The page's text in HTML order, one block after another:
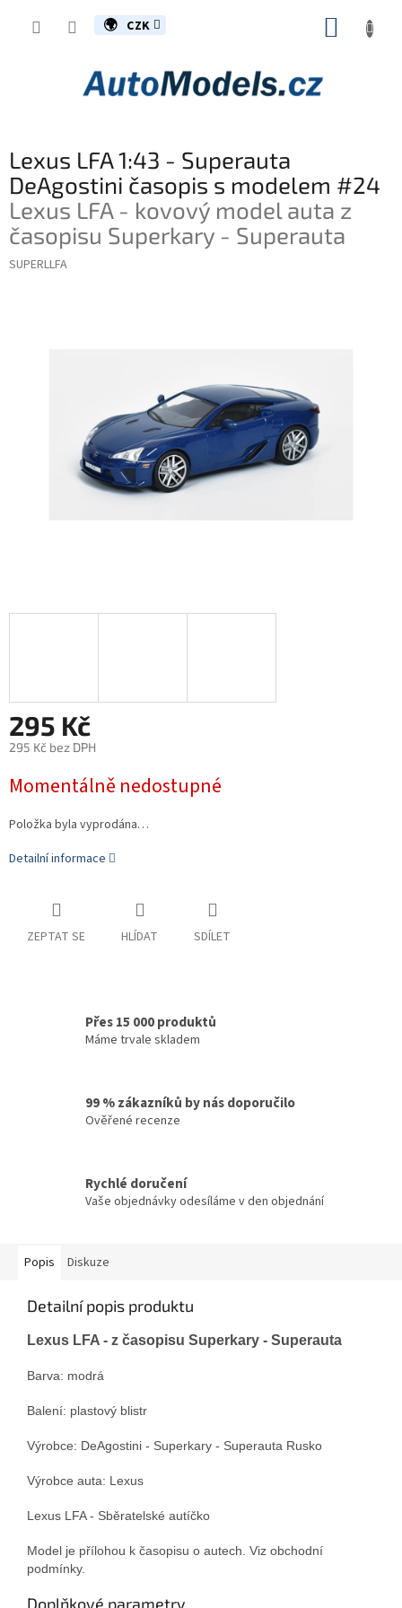
CZK
Lexus LFA 1:43 - Superauta
DeAgostini časopis s modelem #24
Lexus LFA - kovový model auta z
časopisu Superkary - Superauta
SUPERLLFA
295 Kč
295 Kč bez DPH
cena:
Momentálně nedostupné
Položka byla vyprodána…
Detailní informace
ZEPTAT SE HLÍDAT SDÍLET
Přes 15 000 produktů
Máme trvale skladem
99 % zákazníků by nás doporučilo
Ověřené recenze
Rychlé doručení
Vaše objednávky odesíláme v den objednání
Popis Diskuze
Detailní popis produktu
Lexus LFA - z časopisu Superkary - Superauta
Barva: modrá
Balení: plastový blistr
Výrobce: DeAgostini - Superkary - Superauta Rusko
Výrobce auta: Lexus
Lexus LFA - Sběratelské autíčko
Model je přílohou k časopisu o autech. Viz obchodní
podmínky.
Doplňkové parametry